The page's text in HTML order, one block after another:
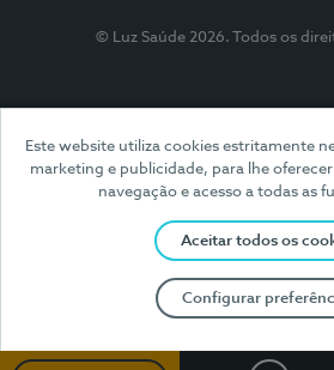
Este website utiliza cookies estritamente
marketing e publicidade, para lhe
navegação e acesso a todas as
Aceitar todos os
Configurar
© Luz Saúde 2026. Todos os